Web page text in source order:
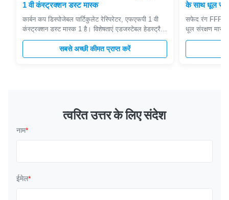
1 वी कंस्ट्रक्शन डस्ट मास्क
कार्बन कप डिस्पोजेबल पार्टिकुलेट रेस्पिरेटर, एफएफपी 1 वी
कंस्ट्रक्शन डस्ट मास्क 1 है। विशेषताएं एडजस्टेबल हेडस्ट्रैप
एक सुरक्षित और आरामदायक फिट के लिए अनुमति देता है
धातु-मुक्त - खाद्य उद्योग अनुप्रयोगों के लिए उपयुक्त पहले से
बंद नाकवाला नियमित समायोजन की आवश्यकता को समाप्त
सबसे अच्छी कीमत प्राप्त करें
के साथ धूल
सफेद रंग FFP1
धूल संरक्षण मास्क
कण साँस लेने की
को कम करता है।
त्वरित उत्तर के लिए संदेश
नाम*
ईमेल*